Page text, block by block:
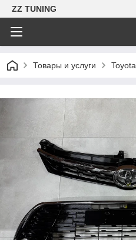
ZZ TUNING
Товары и услуги Toyota